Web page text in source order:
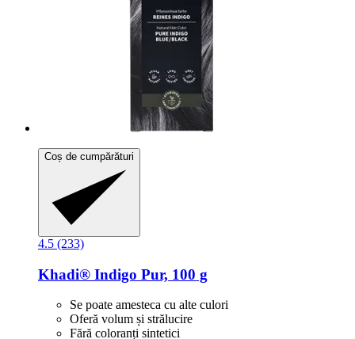
Coș de cumpărături
4.5 (233)
Khadi® Indigo Pur, 100 g
Se poate amesteca cu alte culori
Oferă volum și strălucire
Fără coloranți sintetici